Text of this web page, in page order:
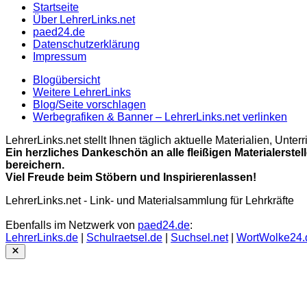
Startseite
Über LehrerLinks.net
paed24.de
Datenschutzerklärung
Impressum
Blogübersicht
Weitere LehrerLinks
Blog/Seite vorschlagen
Werbegrafiken & Banner – LehrerLinks.net verlinken
LehrerLinks.net stellt Ihnen täglich aktuelle Materialien,
Ein herzliches Dankeschön an alle fleißigen
bereichern.
Viel Freude beim Stöbern und Inspirierenlassen!
LehrerLinks.net - Link- und Materialsammlung für Lehrkräfte
Ebenfalls im Netzwerk von paed24.de:
LehrerLinks.de
Schulraetsel.de Suchsel.net|
Close